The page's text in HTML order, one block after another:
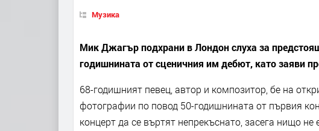
Музика
Мик Джагър подхрани в Лондон слуха за
годишнината от сценичния им дебют, като заяви
68-годишният певец, автор и композитор, бе на
фотографии по повод 50-годишнината от първия
концерт да се въртят непрекъснато, засега нищо